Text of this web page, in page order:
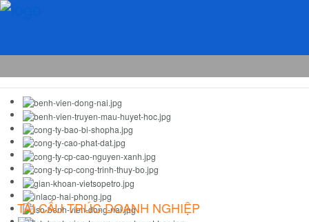
TÁI CẤU TRÚC DOANH NGHIỆP